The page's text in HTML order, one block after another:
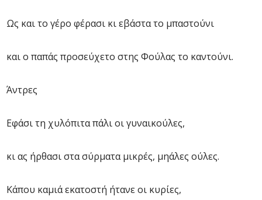
Ως και το γέρο φέρασι κι εβάστα το μπαστούνι
και ο παπάς προσεύχετο στης Φούλας το καντούνι.
Άντρες
Εφάσι τη χυλόπιτα πάλι οι γυναικούλες,
κι ας ήρθασι στα σύρματα μικρές, μηάλες ούλες.
Κάπου καμιά εκατοστή ήτανε οι κυρίες,